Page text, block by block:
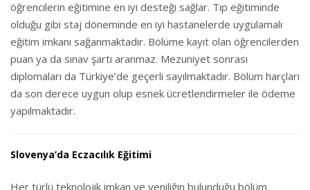
öğrencilerin eğitimine en iyi desteği sağlar. Tıp eğitiminde
olduğu gibi staj döneminde en iyi hastanelerde uygulamalı
eğitim imkanı sağanmaktadır. Bölüme kayıt olan öğrencilerden
puan ya da sınav şartı aranmaz. Mezuniyet sonrası
diplomaları da Türkiye’de geçerli sayılmaktadır. Bölüm harçları
da son derece uygun olup esnek ücretlendirmeler ile ödeme
yapılmaktadır.
Slovenya’da Eczacılık Eğitimi
Her türlü teknolojik imkan ve yeniliğin bulunduğu bölüm